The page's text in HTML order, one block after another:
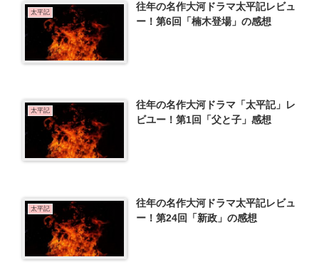
太平記
往年の名作大河ドラマ太平記レビュ
ー！第6回「楠木登場」の感想
太平記
往年の名作大河ドラマ「太平記」レ
ビユー！第1回「父と子」感想
太平記
往年の名作大河ドラマ太平記レビュ
ー！第24回「新政」の感想